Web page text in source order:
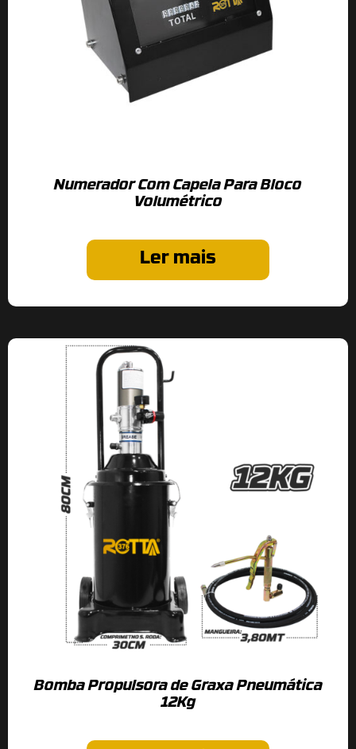
Numerador Com Capela Para Bloco
Volumétrico
Ler mais
Bomba Propulsora de Graxa Pneumática
12Kg